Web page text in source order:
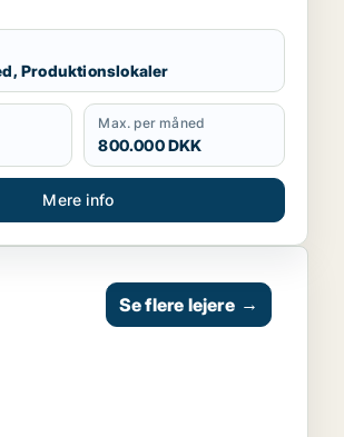
Produktionslokaler
Max. per måned
800.000 DKK
Mere info
Se flere lejere →